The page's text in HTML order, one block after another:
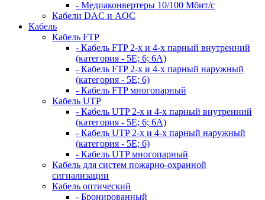
- Медиаконвертеры 10/100 Мбит/с
Кабели DAC и AOC
Кабель
Кабель FTP
- Кабель FTP 2-х и 4-х парный внутренний
(категория - 5Е; 6; 6А)
- Кабель FTP 2-х и 4-х парный наружный
(категория - 5Е; 6)
- Кабель FTP многопарный
Кабель UTP
- Кабель UTP 2-х и 4-х парный внутренний
(категория - 5Е; 6; 6А)
- Кабель UTP 2-х и 4-х парный наружный
(категория - 5Е; 6)
- Кабель UTP многопарный
Кабель для систем пожарно-охранной
сигнализации
Кабель оптический
- Бронированный